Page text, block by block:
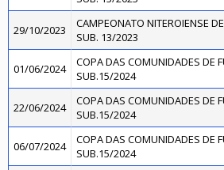
29/10/2023
CAMPEONATO NITEROIENSE
SUB. 13/2023
01/06/2024
COPA DAS COMUNIDADES DE
SUB.15/2024
22/06/2024
COPA DAS COMUNIDADES DE
SUB.15/2024
06/07/2024
COPA DAS COMUNIDADES DE
SUB.15/2024